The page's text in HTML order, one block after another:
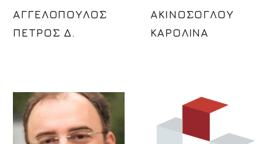
ΑΓΓΕΛΟΠΟΥΛΟΣ
ΠΕΤΡΟΣ Δ.
ΑΚΙΝΟΣΟΓΛΟΥ
ΚΑΡΟΛΙΝΑ